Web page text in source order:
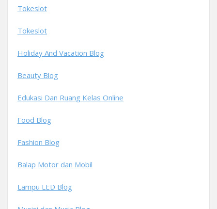
Tokeslot
Tokeslot
Holiday And Vacation Blog
Beauty Blog
Edukasi Dan Ruang Kelas Online
Food Blog
Fashion Blog
Balap Motor dan Mobil
Lampu LED Blog